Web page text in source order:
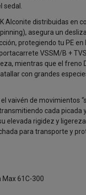
Alconite distribuidas en
asegura un
protegiendo tu PE en
VSSM/B +
mientras que el freno
con grandes
vaivén de movimientos
cada picada
elevada rigidez y
para transporte y
Max 61C-300